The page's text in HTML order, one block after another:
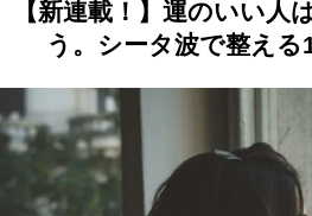
【新連載！】運のいい人
う。シータ波で整え